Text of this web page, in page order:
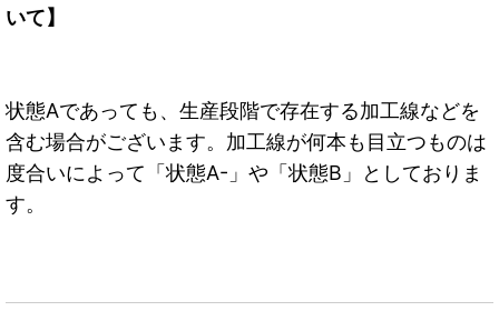
いて】
状態Aであっても、生産段階で存在する加工線などを
含む場合がございます。加工線が何本も目立つものは
度合いによって「状態A-」や「状態B」としておりま
す。